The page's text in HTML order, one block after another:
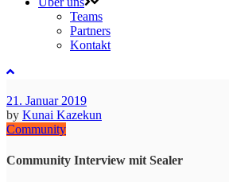
Teams
Partners
Kontakt
21. Januar 2019
by Kunai Kazekun
Community
Community Interview mit Sealer